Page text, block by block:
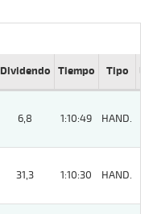
Dividendo Tiempo Tipo Lº
6,8 1:10:49 HAND.
31,3 1:10:30 HAND.